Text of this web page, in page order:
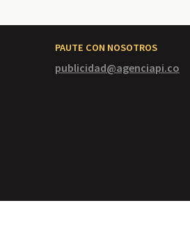
PAUTE CON NOSOTROS
publicidad@agenciapi.co